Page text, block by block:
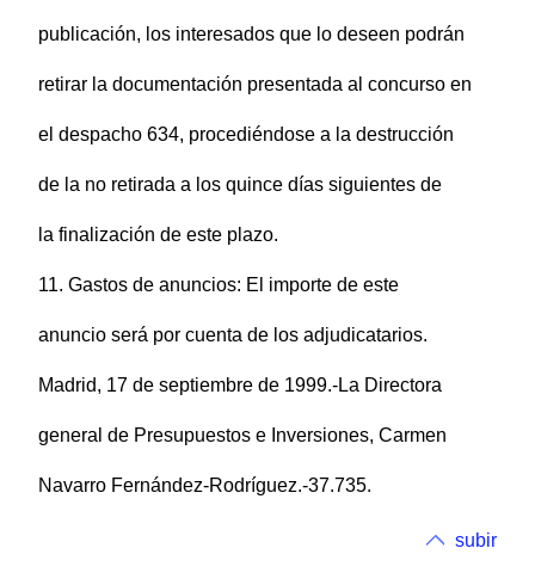
publicación, los interesados que lo deseen podrán
retirar la documentación presentada al concurso en
el despacho 634, procediéndose a la destrucción
de la no retirada a los quince días siguientes de
la finalización de este plazo.
11. Gastos de anuncios: El importe de este
anuncio será por cuenta de los adjudicatarios.
Madrid, 17 de septiembre de 1999.-La Directora
general de Presupuestos e Inversiones, Carmen
Navarro Fernández-Rodríguez.-37.735.
subir